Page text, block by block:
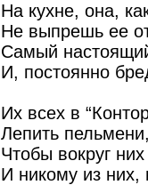
На кухне, она,
Не выпрешь ее
Самый
И, постоянно
Их всех в
Лепить
Чтобы вокруг
И никому из них,